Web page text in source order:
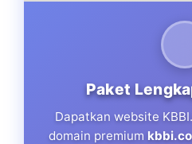
Paket
Dapatkan website
domain premium